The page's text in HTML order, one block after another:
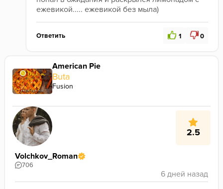
ежевикой..... ежевикой без мыла)
Ответить 1 0
American Pie
Buta
Fusion
2.5
Volchkov_Roman
706